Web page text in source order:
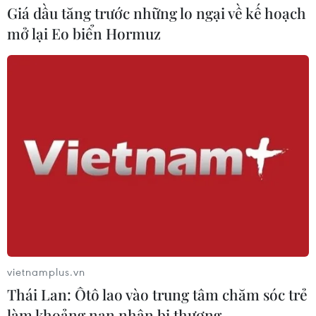
Nga thoái vốn nhà nước khỏi Sân bay
Quốc tế Sheremetyevo
Nga thông báo tấn công căn
cứ ngầm của Ukraine
06/08/2026 16:21
trong vụ vượt biển ồ ạt vào Ceuta
06/08/2026 16:03
Giá dầu tăng trước những lo ngại về kế hoạch
mở lại Eo biển Hormuz
vietnamplus.vn
Thái Lan: Ôtô lao vào trung tâm chăm sóc trẻ